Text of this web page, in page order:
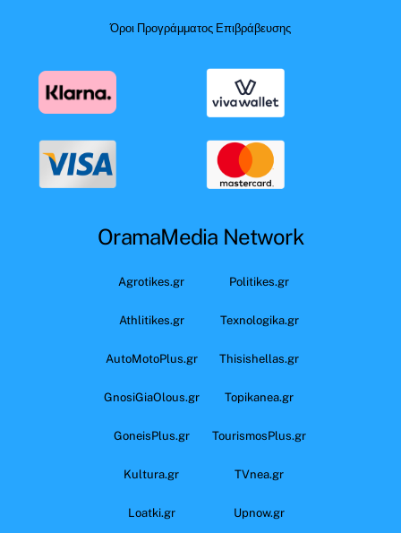
Όροι Προγράμματος Επιβράβευσης
OramaMedia Network
Agrotikes.gr Politikes.gr
Athlitikes.gr Texnologika.gr
AutoMotoPlus.gr Thisishellas.gr
GnosiGiaOlous.gr Topikanea.gr
GoneisPlus.gr TourismosPlus.gr
Kultura.gr TVnea.gr
Loatki.gr Upnow.gr